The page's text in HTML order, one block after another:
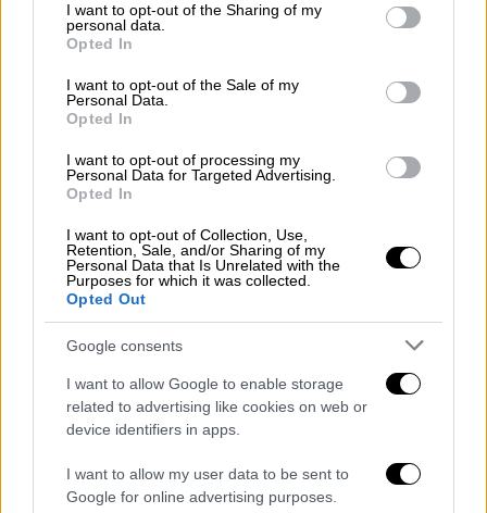
not limited to your visit or usage behaviour. You may click to
grant or deny consent to Google and its third-party tags to
use your data for below specified purposes in below Google
consent section.
I want to opt-out of the Sharing of my
personal data.
Opted In
I want to opt-out of the Sale of my
Personal Data.
Opted In
I want to opt-out of processing my
Personal Data for Targeted Advertising.
Opted In
I want to opt-out of Collection, Use,
Retention, Sale, and/or Sharing of my
Personal Data that Is Unrelated with the
Purposes for which it was collected.
Opted Out
Google consents
I want to allow Google to enable storage
related to advertising like cookies on web or
device identifiers in apps.
I want to allow my user data to be sent to
Google for online advertising purposes.
Κόσμος|26.12.2022 12:10
Έκρηξη βυτιοφόρου στο
Γιοχάνεσμπουργκ: Στους 15 ανέρχονται
οι νεκροί
Εκτιμάται πως ο αριθμός των θυμάτων θα
αυξηθεί